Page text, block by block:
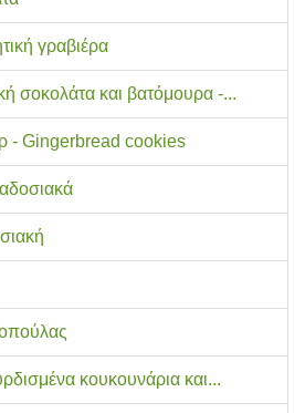
γραβιέρα
σοκολάτα και βατόμουρα -...
- Gingerbread cookies
κουκουνάρια και...